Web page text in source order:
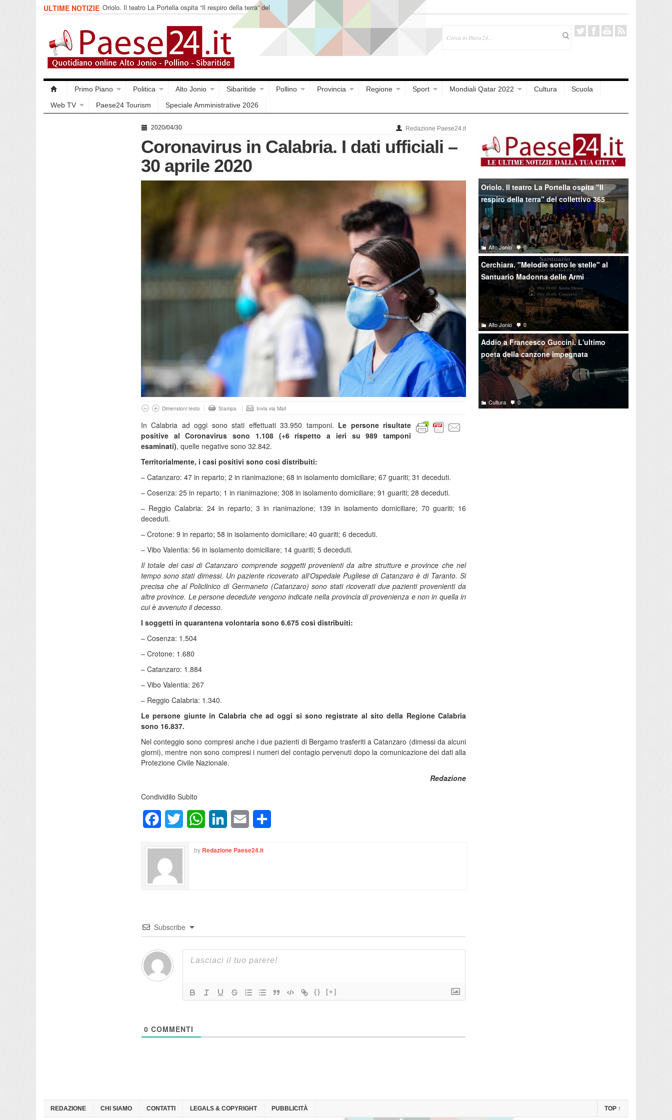
ULTIME NOTIZIE Oriolo. Il teatro La Portella ospita “Il respiro della terra” del
collettivo 365
Primo Piano Politica Alto Jonio Sibaritide Pollino Provincia Regione Sport Mondiali Qatar 2022 Cultura
Scuola
Web TV
Paese24 Tourism Speciale Amministrative 2026
2020/04/30 Redazione Paese24.it
Coronavirus in Calabria. I dati ufficiali –
30 aprile 2020
Dimensioni testo Stampa Invia via Mail
In Calabria ad oggi sono stati effettuati 33.950 tamponi. Le persone risultate
positive al Coronavirus sono 1.108 (+6 rispetto a ieri su 989 tamponi
esaminati), quelle negative sono 32.842.
Territorialmente, i casi positivi sono così distribuiti:
– Catanzaro: 47 in reparto; 2 in rianimazione; 68 in isolamento domiciliare; 67 guariti; 31 deceduti.
– Cosenza: 25 in reparto; 1 in rianimazione; 308 in isolamento domiciliare; 91 guariti; 28 deceduti.
– Reggio Calabria: 24 in reparto; 3 in rianimazione; 139 in isolamento domiciliare; 70 guariti; 16
deceduti.
– Crotone: 9 in reparto; 58 in isolamento domiciliare; 40 guariti; 6 deceduti.
– Vibo Valentia: 56 in isolamento domiciliare; 14 guariti; 5 deceduti.
Il totale dei casi di Catanzaro comprende soggetti provenienti da altre strutture e province che nel
tempo sono stati dimessi. Un paziente ricoverato all’Ospedale Pugliese di Catanzaro è di Taranto. Si
precisa che al Policlinico di Germaneto (Catanzaro) sono stati ricoverati due pazienti provenienti da
altre province. Le persone decedute vengono indicate nella provincia di provenienza e non in quella in
cui è avvenuto il decesso.
I soggetti in quarantena volontaria sono 6.675 così distribuiti:
– Cosenza: 1.504
– Crotone: 1.680
– Catanzaro: 1.884
– Vibo Valentia: 267
– Reggio Calabria: 1.340.
Le persone giunte in Calabria che ad oggi si sono registrate al sito della Regione Calabria
sono 16.837.
Nel conteggio sono compresi anche i due pazienti di Bergamo trasferiti a Catanzaro (dimessi da alcuni
giorni), mentre non sono compresi i numeri del contagio pervenuti dopo la comunicazione dei dati alla
Protezione Civile Nazionale.
Redazione
Condividilo Subito
FacebookTwitter WhatsAppLinkedInEmail
by Redazione Paese24.it
Subscribe
{} [+]
0 COMMENTI
Oriolo. Il teatro La Portella ospita "Il
respiro della terra" del collettivo 365
Alto Jonio 0
Cerchiara. "Melodie sotto le stelle" al
Santuario Madonna delle Armi
Alto Jonio 0
Addio a Francesco Guccini. L'ultimo
poeta della canzone impegnata
Cultura 0
REDAZIONE CHI SIAMO CONTATTI LEGALS & COPYRIGHT PUBBLICITÀ TOP ↑